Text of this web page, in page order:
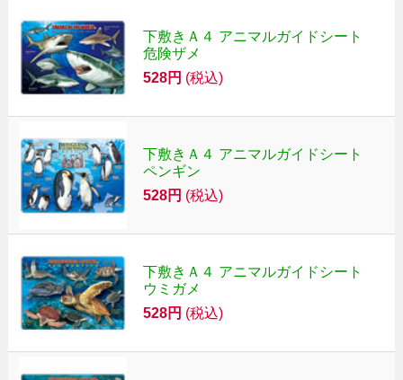
下敷きＡ４ アニマルガイドシート
危険ザメ
528円 (税込)
下敷きＡ４ アニマルガイドシート
ペンギン
528円 (税込)
下敷きＡ４ アニマルガイドシート
ウミガメ
528円 (税込)